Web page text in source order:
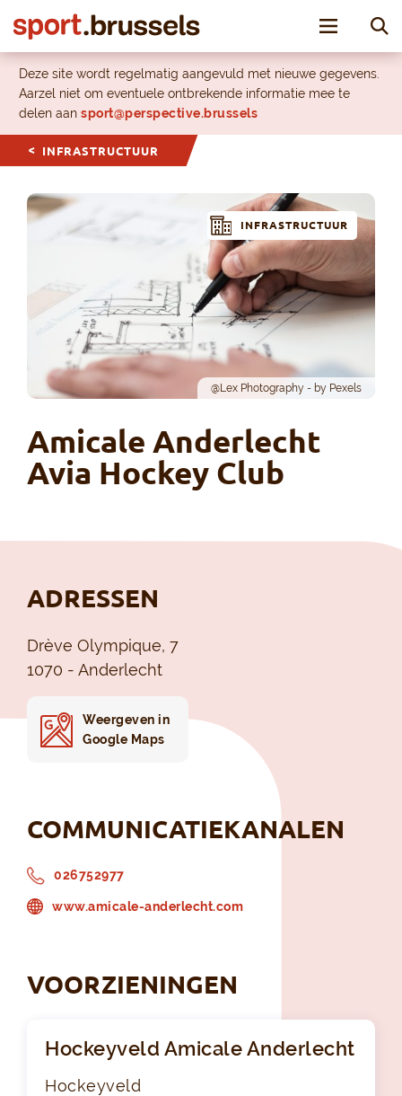
Toggle
Deze site wordt regelmatig aangevuld met nieuwe gegevens.
Aarzel niet om eventuele ontbrekende informatie mee te
delen aan sport@perspective.brussels
INFRASTRUCTUUR
@Lex Photography - by Pexels
INFRASTRUCTUUR
Amicale Anderlecht
Avia Hockey Club
ADRESSEN
Drève Olympique, 7
1070 - Anderlecht
Weergeven in
Google Maps
COMMUNICATIEKANALEN
026752977
www.amicale-anderlecht.com
VOORZIENINGEN
Hockeyveld Amicale Anderlecht
Hockeyveld